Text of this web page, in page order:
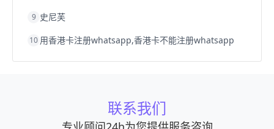
9 史尼芙
10 用香港卡注册whatsapp,香港卡不能注册whatsapp
联系我们